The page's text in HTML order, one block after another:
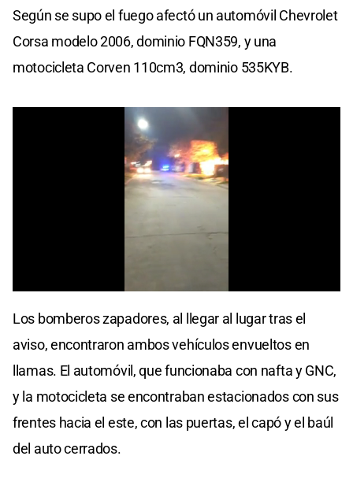
Según se supo el fuego afectó un automóvil Chevrolet
Corsa modelo 2006, dominio FQN359, y una
motocicleta Corven 110cm3, dominio 535KYB.
of
seconds
Los bomberos zapadores, al llegar al lugar tras el
aviso, encontraron ambos vehículos envueltos en
llamas. El automóvil, que funcionaba con nafta y GNC,
y la motocicleta se encontraban estacionados con sus
frentes hacia el este, con las puertas, el capó y el baúl
del auto cerrados.